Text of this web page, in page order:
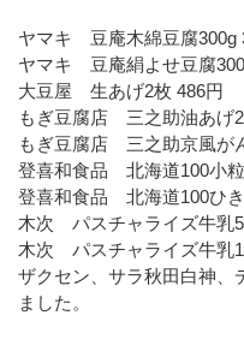
ヤマキ 豆庵木綿豆腐300g
ヤマキ 豆庵絹よせ豆腐
大豆屋 生あげ2枚 486円
もぎ豆腐店 三之助油あげ
もぎ豆腐店 三之助京風が
登喜和食品 北海道100小
登喜和食品 北海道100ひ
木次 パスチャライズ牛乳
木次 パスチャライズ牛乳
ザクセン、サラ秋田白神、
ました。